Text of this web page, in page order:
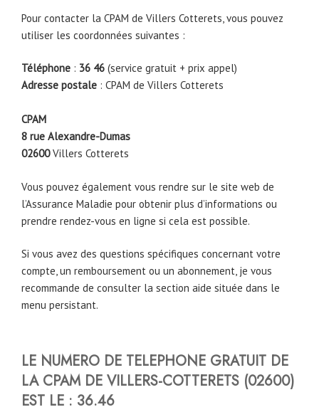
Pour contacter la CPAM de Villers Cotterets, vous pouvez
utiliser les coordonnées suivantes :
Téléphone : 36 46 (service gratuit + prix appel)
Adresse postale : CPAM de Villers Cotterets
CPAM
8 rue Alexandre-Dumas
02600Villers Cotterets
Vous pouvez également vous rendre sur le site web de
l’Assurance Maladie pour obtenir plus d’informations ou
prendre rendez-vous en ligne si cela est possible.
Si vous avez des questions spécifiques concernant votre
compte, un remboursement ou un abonnement, je vous
recommande de consulter la section aide située dans le
menu persistant.
LE NUMERO DE TELEPHONE GRATUIT DE
LA CPAM DE VILLERS-COTTERETS (02600)
EST LE : 36.46